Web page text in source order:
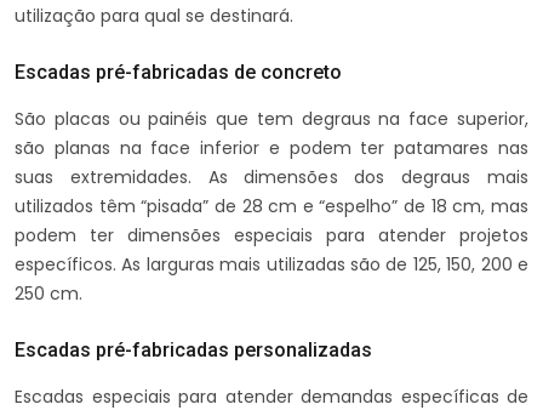
utilização para qual se destinará.
Escadas pré-fabricadas de concreto
São placas ou painéis que tem degraus na face superior,
são planas na face inferior e podem ter patamares nas
suas extremidades. As dimensões dos degraus mais
utilizados têm “pisada” de 28 cm e “espelho” de 18 cm, mas
podem ter dimensões especiais para atender projetos
específicos. As larguras mais utilizadas são de 125, 150, 200 e
250 cm.
Escadas pré-fabricadas personalizadas
Escadas especiais para atender demandas específicas de